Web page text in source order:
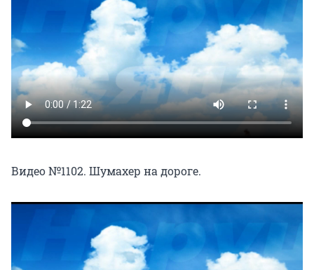
Видео №1102. Шумахер на дороге.